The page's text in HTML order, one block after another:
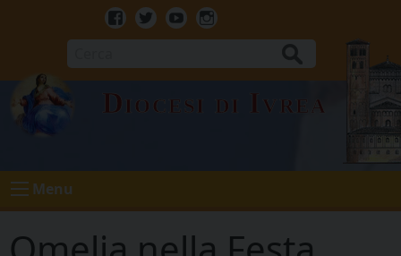
Facebook
TwitterYoutubeInstagram
Diocesi di Ivrea
Menu